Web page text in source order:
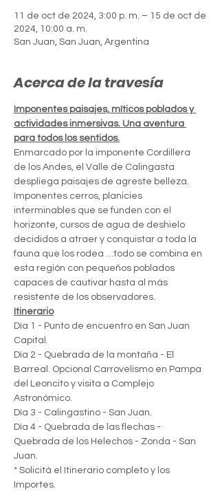
11 de oct de 2024, 3:00 p. m. – 15 de oct de
2024, 10:00 a. m.
San Juan, San Juan, Argentina
Acerca de la travesía
Imponentes paisajes, míticos poblados y
actividades inmersivas. Una aventura
para todos los sentidos.
Enmarcado por la imponente Cordillera
de los Andes, el Valle de Calingasta
despliega paisajes de agreste belleza.
Imponentes cerros, planicies
interminables que se funden con el
horizonte, cursos de agua de deshielo
decididos a atraer y conquistar a toda la
fauna que los rodea …todo se combina en
esta región con pequeños poblados
capaces de cautivar hasta al más
resistente de los observadores.
Itinerario
Día 1 - Punto de encuentro en San Juan
Capital.
Día 2 - Quebrada de la montaña - El
Barreal. Opcional Carrovelismo en Pampa
del Leoncito y visita a Complejo
Astronómico.
Día 3 - Calingastino - San Juan.
Día 4 - Quebrada de las flechas -
Quebrada de los Helechos - Zonda - San
Juan.
* Solicitá el Itinerario completo y los
Importes.